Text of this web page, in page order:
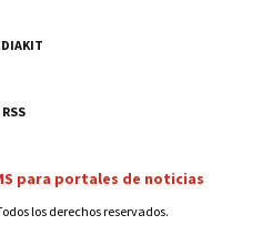
RSS
para portales de noticias
los derechos reservados.